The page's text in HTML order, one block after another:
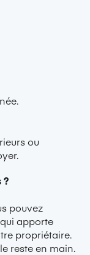
ou
?
pouvez
apporte
propriétaire.
reste en main.